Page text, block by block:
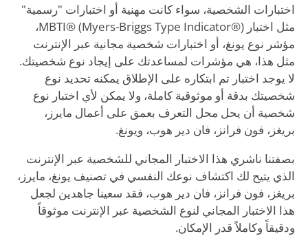
اختبارات الشخصية، سواء كانت مهنية أو اختبارات "رسمية"
مثل اختبار MBTI® (Myers-Briggs Type Indicator®)،
مؤشر نوع يونغ، أو اختبارات شخصية مجانية عبر الإنترنت
مثل هذا، هي مؤشرات لمساعدتك على إيجاد نوع شخصيتك.
لا يوجد اختبار تم ابتكاره على الإطلاق يمكنه تحديد نوع
شخصيتك بدقة أو موثوقية كاملة، ولا يمكن لأي اختبار نوع
شخصية أن يحل محل التعرف بعمق على أعمال مايرز،
بريغز، فون فرانز، فان دير هوب، ويونغ.
بصفتنا ناشري هذا الاختبار المجاني للشخصية عبر الإنترنت
الذي يتيح لك اكتشاف نوعك النفسي في تصنيف يونغ، مايرز،
بريغز، فون فرانز، فان دير هوب، فقد سعينا جاهدين لجعل
هذا الاختبار المجاني لنوع الشخصية عبر الإنترنت موثوقاً
ودقيقاً وكاملاً قدر الإمكان.